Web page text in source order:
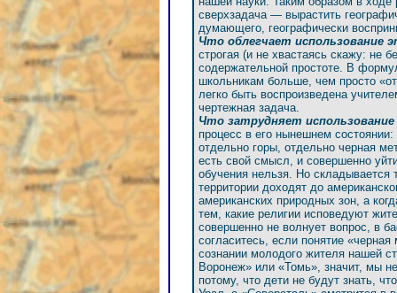
сверхзадача — вырастить
думающего, географически
Что облегчает использование
строгая (и не хвастаясь скажу: не
содержательной простоте. В
школьникам больше, чем просто
легко быть воспроизведена
чертежная задача.
Что затрудняет
процесс в его нынешнем
отдельно горы, отдельно черная
есть свой смысл, и совершенно
обучения нельзя. Но складывается
территории доходят до
американских природных зон, а
тем, какие религии исповедуют
совершенно не волнует вопрос, в
согласитесь, если понятие
сознании молодого жителя нашей
Воронеж» или «Томь», значит, мы
потому, что дети не будут знать,